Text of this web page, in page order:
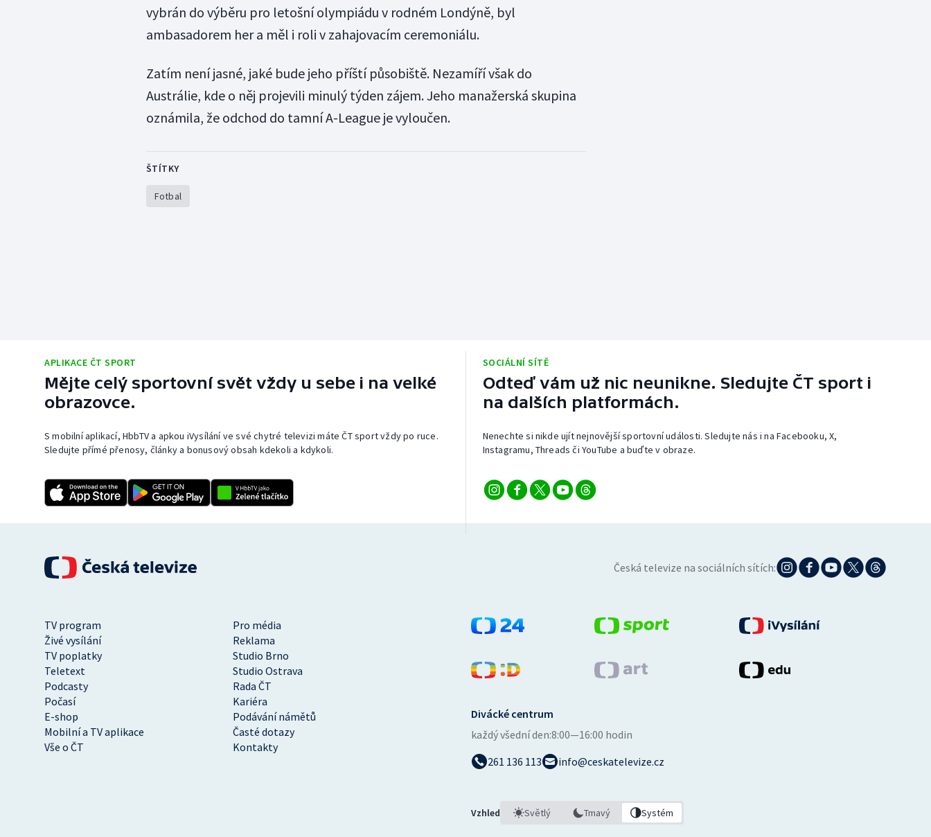
vybrán do výběru pro letošní olympiádu v rodném Londýně, byl
ambasadorem her a měl i roli v zahajovacím ceremoniálu.
Zatím není jasné, jaké bude jeho příští působiště. Nezamíří však do
Austrálie, kde o něj projevili minulý týden zájem. Jeho manažerská skupina
oznámila, že odchod do tamní A-League je vyloučen.
ŠTÍTKY
Fotbal
APLIKACE ČT SPORT
Mějte celý sportovní svět vždy u sebe i na velké
obrazovce.
S mobilní aplikací, HbbTV a apkou iVysílání ve své chytré televizi máte ČT sport vždy po ruce.
Sledujte přímé přenosy, články a bonusový obsah kdekoli a kdykoli.
SOCIÁLNÍ SÍTĚ
Odteď vám už nic neunikne. Sledujte ČT sport i
na dalších platformách.
Nenechte si nikde ujít nejnovější sportovní události. Sledujte nás i na Facebooku, X,
Instagramu, Threads či YouTube a buďte v obraze.
Česká televize na sociálních sítích:
TV program
Pro média
Živé vysílání
Reklama
TV poplatky
Studio Brno
Teletext
Studio Ostrava
Podcasty
Rada ČT
Počasí
Kariéra
E-shop
Podávání námětů
Mobilní a TV aplikace
Časté dotazy
Vše o ČT
Kontakty
Divácké centrum
každý všední den:8:00—16:00 hodin
261 136 113
info@ceskatelevize.cz
Vzhled Světlý Tmavý Systém